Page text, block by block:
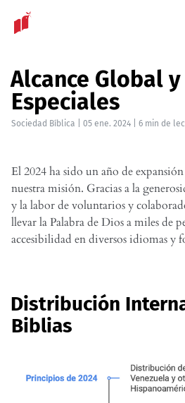
Alcance Global
Especiales
Sociedad Bíblica 05 ene. 2024 | 6 min de
El 2024 ha sido un año de
nuestra misión. Gracias a la
y la labor de voluntarios y
llevar la Palabra de Dios a miles de
accesibilidad en diversos idiomas y
Distribución
Biblias